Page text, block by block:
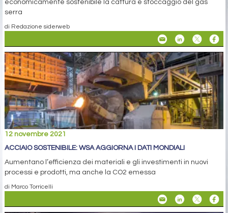
economicamente sostenibile la cattura e stoccaggio del gas
serra
di Redazione siderweb
12 novembre 2021
ACCIAIO SOSTENIBILE: WSA AGGIORNA I DATI MONDIALI
Aumentano l’efficienza dei materiali e gli investimenti in nuovi
processi e prodotti, ma anche la CO2 emessa
di Marco Torricelli